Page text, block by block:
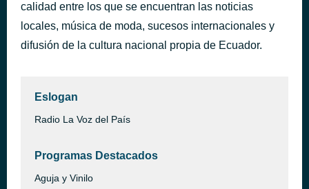
calidad entre los que se encuentran las noticias
locales, música de moda, sucesos internacionales y
difusión de la cultura nacional propia de Ecuador.
Eslogan
Radio La Voz del País
Programas Destacados
Aguja y Vinilo